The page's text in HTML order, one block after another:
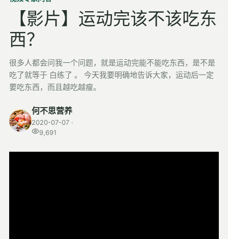
睡眠
检测
指标解读
体检与复查
视频
【影片】运动完该不该吃东
西？
很多人都会问我一个问题，就是运动完能不能吃东西，是不是
吃了就等于 白练了 。 今天我要明确地告诉大家，运动后一定
要吃东西，而且越吃越瘦。
何不思营养
2020-07-07 ·
9,691